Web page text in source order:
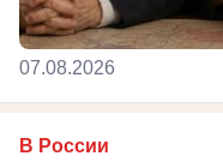
07.08.2026
В России